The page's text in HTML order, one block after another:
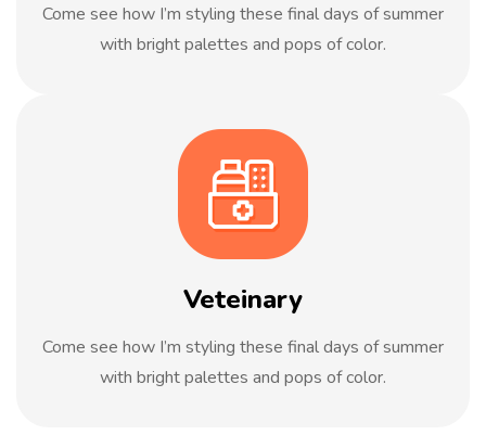
Come see how I’m styling these final days of summer
with bright palettes and pops of color.
Veteinary
Come see how I’m styling these final days of summer
with bright palettes and pops of color.